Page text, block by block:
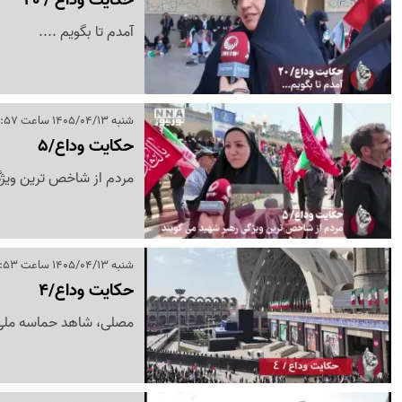
آمدم تا بگویم ....
شنبه 1405/04/13 ساعت 16:57
حکایت وداع/5
مردم از شاخص ترین
شنبه 1405/04/13 ساعت 16:53
حکایت وداع/4
مصلی، شاهد حماسه